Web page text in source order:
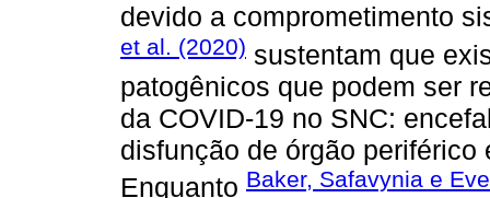
devido a comprometimento
et al. (2020) sustentam que
patogênicos que podem ser
da COVID-19 no SNC:
disfunção de órgão
Enquanto Baker, Safavynia e